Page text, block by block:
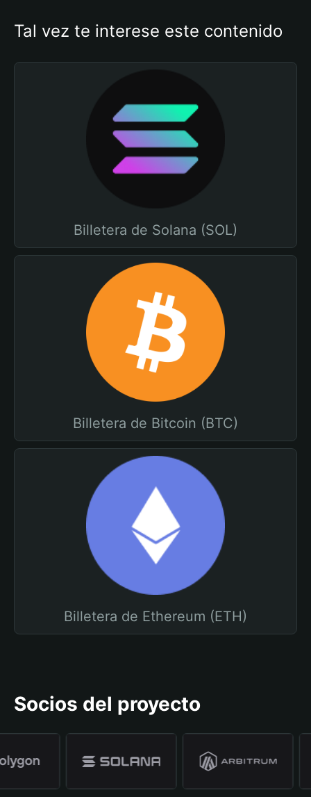
Tal vez te interese este contenido
Billetera de Solana (SOL)
Billetera de Bitcoin (BTC)
Billetera de Ethereum (ETH)
Socios del proyecto